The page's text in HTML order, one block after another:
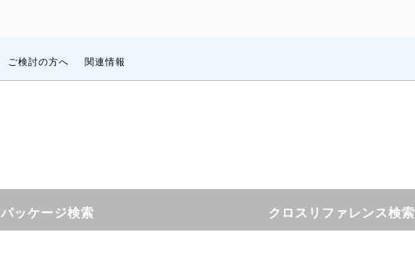
ご検討の方へ 関連情報
パッケージ検索 クロスリファレンス検索